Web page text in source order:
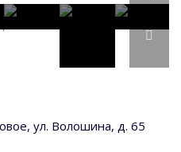
ул. Волошина, д. 65